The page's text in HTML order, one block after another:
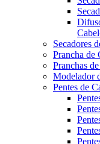
Secadores
Prancha de
Pranchas
Modelador
Pentes de